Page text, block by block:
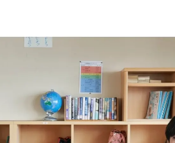
男性声優/女性声優一覧
FOLLOW